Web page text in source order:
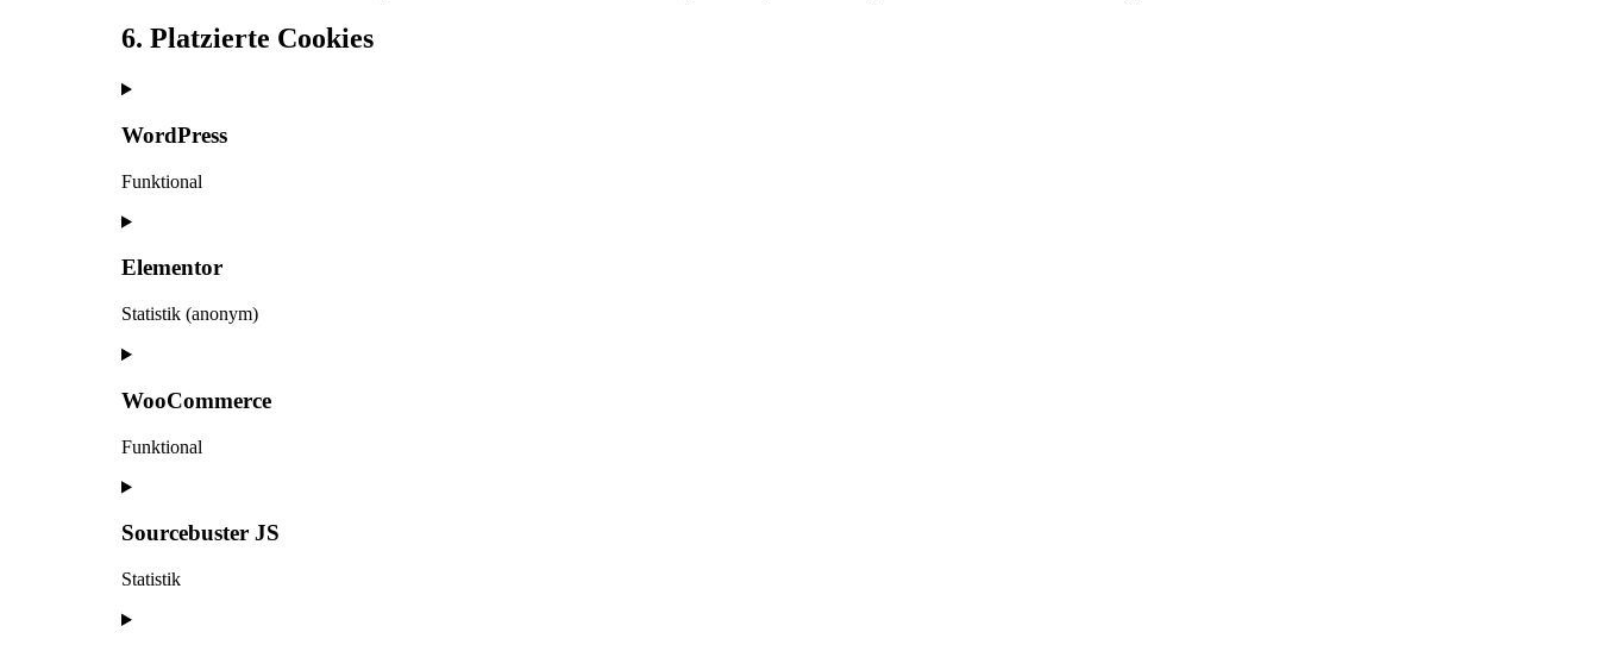
6. Platzierte Cookies
WordPress
Funktional
Elementor
Statistik (anonym)
WooCommerce
Funktional
Sourcebuster JS
Statistik